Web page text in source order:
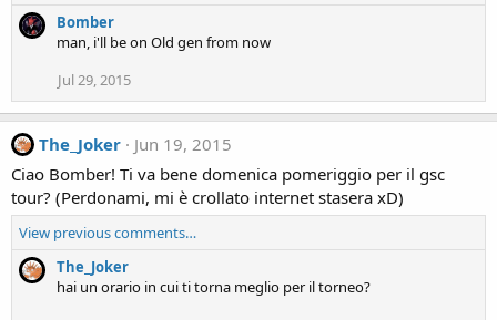
Bomber
man, i'll be on Old gen from now
Jul 29, 2015
The_Joker
Jun 19, 2015
Ciao Bomber! Ti va bene domenica pomeriggio per il gsc
tour? (Perdonami, mi è crollato internet stasera xD)
View previous comments…
The_Joker
hai un orario in cui ti torna meglio per il torneo?